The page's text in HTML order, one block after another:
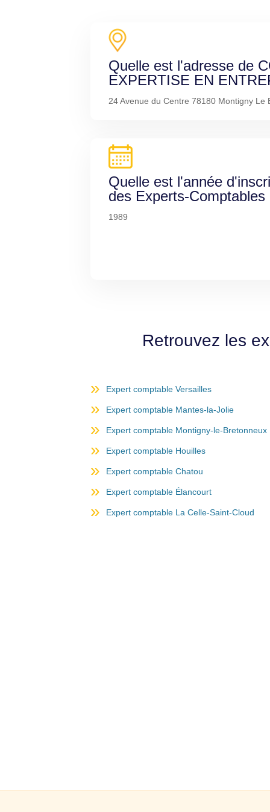
Quelle est l'adresse de
EXPERTISE EN
24 Avenue du Centre 78180 Montigny Le
Quelle est l'année
des Experts-Comptables
1989
Retrouvez les
Expert comptable Versailles
Expert comptable Mantes-la-Jolie
Expert comptable Montigny-le-Bretonneux
Expert comptable Houilles
Expert comptable Chatou
Expert comptable Élancourt
Expert comptable La Celle-Saint-Cloud